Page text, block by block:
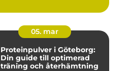
05. mar
Proteinpulver i Göteborg:
Din guide till optimerad
träning och återhämtning